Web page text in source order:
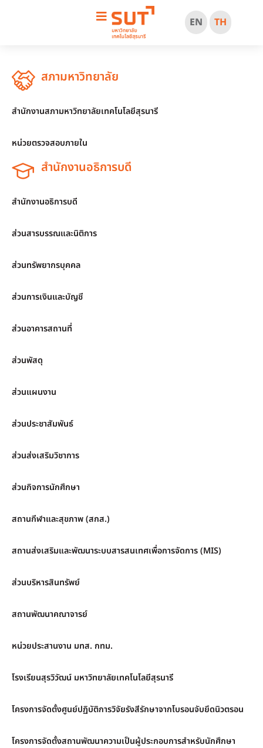
EN TH
สภามหาวิทยาลัย
สำนักงานสภามหาวิทยาลัยเทคโนโลยีสุรนารี
หน่วยตรวจสอบภายใน
สำนักงานอธิการบดี
สำนักงานอธิการบดี
ส่วนสารบรรณและนิติการ
ส่วนทรัพยากรบุคคล
ส่วนการเงินและบัญชี
ส่วนอาคารสถานที่
ส่วนพัสดุ
ส่วนแผนงาน
ส่วนประชาสัมพันธ์
ส่วนส่งเสริมวิชาการ
ส่วนกิจการนักศึกษา
สถานกีฬาและสุขภาพ (สกส.)
สถานส่งเสริมและพัฒนาระบบสารสนเทศเพื่อการจัดการ (MIS)
ส่วนบริหารสินทรัพย์
สถานพัฒนาคณาจารย์
หน่วยประสานงาน มทส. กทม.
โรงเรียนสุรวิวัฒน์ มหาวิทยาลัยเทคโนโลยีสุรนารี
โครงการจัดตั้งศูนย์ปฏิบัติการวิจัยรังสีรักษาจากโบรอนจับยึดนิวตรอน
โครงการจัดตั้งสถานพัฒนาความเป็นผู้ประกอบการสำหรับนักศึกษา